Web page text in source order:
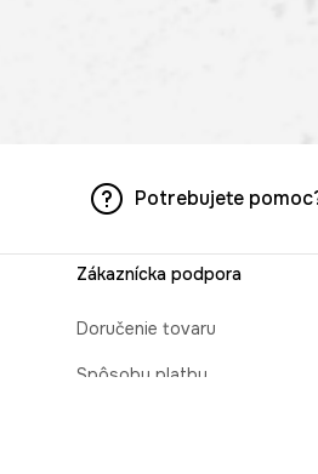
Potrebujete
Zákaznícka podpora
Doručenie tovaru
Spôsoby platby